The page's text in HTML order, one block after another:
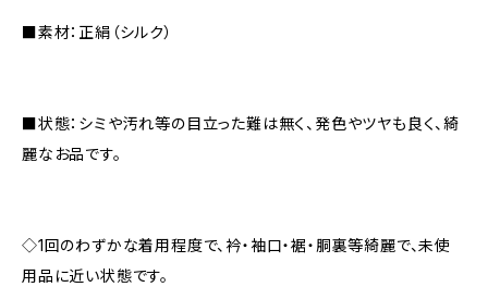
■素材：正絹（シルク）
■状態：シミや汚れ等の目立った難は無く、発色やツヤも良く、綺
麗なお品です。
◇1回のわずかな着用程度で、衿・袖口・裾・胴裏等綺麗で、未使
用品に近い状態です。